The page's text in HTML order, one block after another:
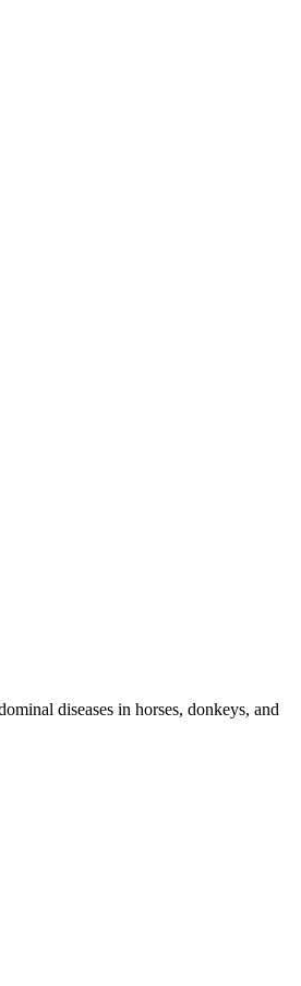
diseases in horses, donkeys, and